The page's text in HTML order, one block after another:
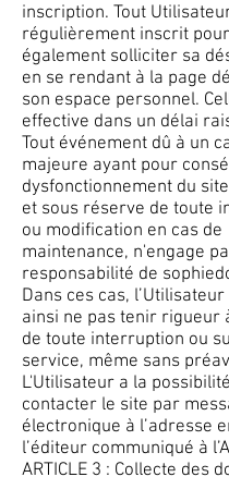
inscription. Tout
régulièrement inscrit
également solliciter sa
en se rendant à la page
son espace personnel.
effective dans un délai
Tout événement dû à un
majeure ayant pour
dysfonctionnement du
et sous réserve de toute
ou modification en cas de
maintenance, n'engage
responsabilité de
Dans ces cas,
ainsi ne pas tenir rigueur
de toute interruption ou
service, même sans
L'Utilisateur a la
contacter le site par
électronique à l’adresse
l’éditeur communiqué à
ARTICLE 3 : Collecte des